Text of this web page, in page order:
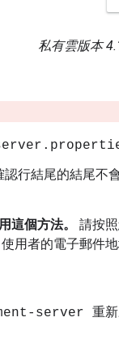
私有雲版本
認行結尾的結尾不
這個方法。
請按
用者的電子郵件
server 重新